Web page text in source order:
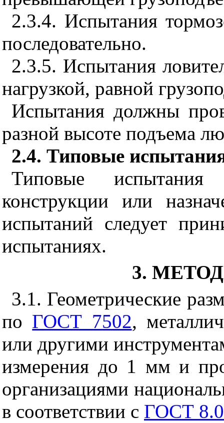
2.3.4. Испытания
последовательно.
2.3.5. Испытания
нагрузкой, равной
Испытания должны
разной высоте подъема
2.4. Типовые
Типовые
конструкции или
испытаний следует
испытаниях.
3.
3.1. Геометрические
по ГОСТ 7502,
или другими
измерения до 1 мм и
организациями
в соответствии с ГОСТ